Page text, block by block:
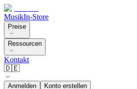
MusikIn-Store
Preise
Ressourcen
Kontakt
🇩🇪
Anmelden Konto erstellen